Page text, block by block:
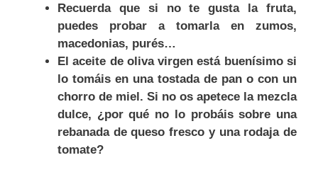
Recuerda que si no te gusta la fruta,
puedes probar a tomarla en zumos,
macedonias, purés…
El aceite de oliva virgen está buenísimo si
lo tomáis en una tostada de pan o con un
chorro de miel. Si no os apetece la mezcla
dulce, ¿por qué no lo probáis sobre una
rebanada de queso fresco y una rodaja de
tomate?